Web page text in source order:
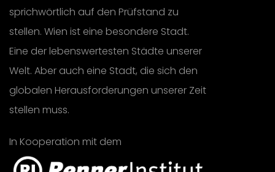
sprichwörtlich auf den Prüfstand zu
stellen. Wien ist eine besondere Stadt.
Eine der lebenswertesten Städte unserer
Welt. Aber auch eine Stadt, die sich den
globalen Herausforderungen unserer Zeit
stellen muss.
In Kooperation mit dem